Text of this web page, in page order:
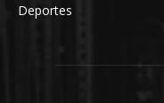
Deportes